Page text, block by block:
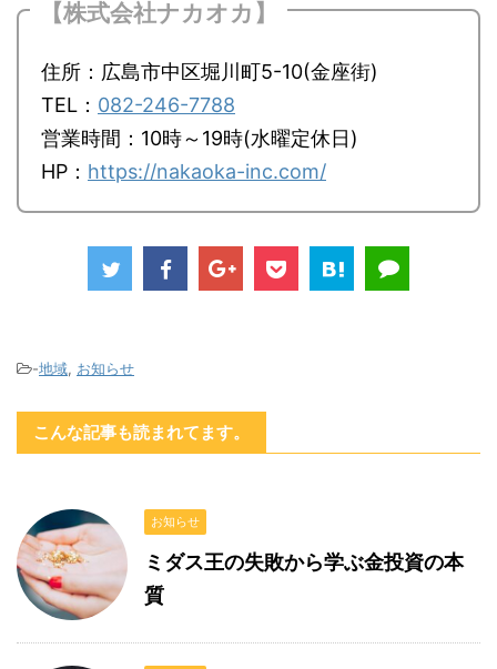
【株式会社ナカオカ】
住所：広島市中区堀川町5-10(金座街)
TEL： 082-246-7788
営業時間：10時～19時(水曜定休日)
HP： https://nakaoka-inc.com/
-地域, お知らせ
こんな記事も読まれてます。
お知らせ
ミダス王の失敗から学ぶ金投資の本
質